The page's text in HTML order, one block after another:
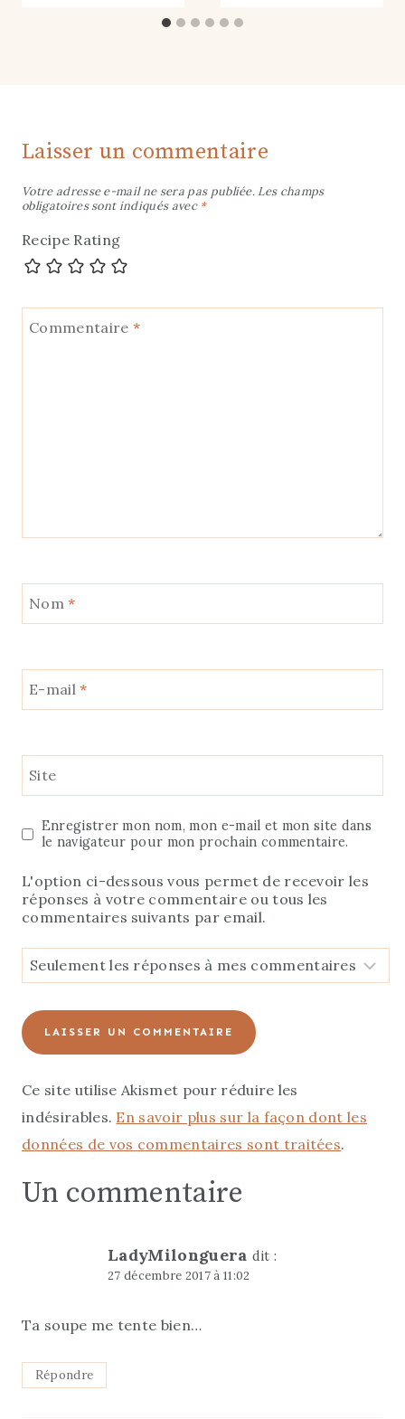
Laisser un commentaire
Votre adresse e-mail ne sera pas publiée. Les champs
obligatoires sont indiqués avec *
Recipe Rating
Commentaire *
Nom*
E-mail*
Site
Enregistrer mon nom, mon e-mail et mon site dans
le navigateur pour mon prochain commentaire.
L'option ci-dessous vous permet de recevoir les
réponses à votre commentaire ou tous les
commentaires suivants par email.
Ce site utilise Akismet pour réduire les
indésirables. En savoir plus sur la façon dont les
données de vos commentaires sont traitées.
Un commentaire
LadyMilonguera dit :
27 décembre 2017 à 11:02
Ta soupe me tente bien…
Répondre